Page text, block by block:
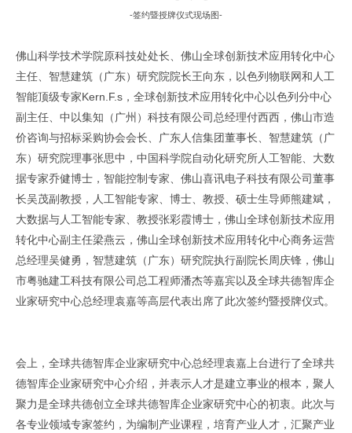
-签约暨授牌仪式现场图-
佛山科学技术学院原科技处处长、佛山全球创新技术应用转化中心
主任、智慧建筑（广东）研究院院长王向东，以色列物联网和人工
智能顶级专家Kern.F.s，全球创新技术应用转化中心以色列分中心
副主任、中以集知（广州）科技有限公司总经理付西西，佛山市造
价咨询与招标采购协会会长、广东人信集团董事长、智慧建筑（广
东）研究院理事张思中，中国科学院自动化研究所人工智能、大数
据专家乔健博士，智能控制专家、佛山喜讯电子科技有限公司董事
长吴茂副教授，人工智能专家、博士、教授、硕士生导师熊建斌，
大数据与人工智能专家、教授张彩霞博士，佛山全球创新技术应用
转化中心副主任梁燕云，佛山全球创新技术应用转化中心商务运营
总经理吴健勇，智慧建筑（广东）研究院执行副院长周庆锋，佛山
市粤驰建工科技有限公司总工程师潘杰等嘉宾以及全球共德智库企
业家研究中心总经理袁嘉等高层代表出席了此次签约暨授牌仪式。
会上，全球共德智库企业家研究中心总经理袁嘉上台进行了全球共
德智库企业家研究中心介绍，并表示人才是建立事业的根本，聚人
聚力是全球共德创立全球共德智库企业家研究中心的初衷。此次与
各专业领域专家签约，为编制产业课程，培育产业人才，汇聚产业